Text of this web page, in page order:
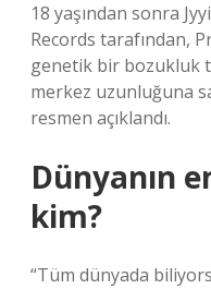
18 yaşından sonra
Records tarafından,
genetik bir bozukluk
merkez uzunluğuna
resmen açıklandı.
Dünyanın
kim?
“Tüm dünyada